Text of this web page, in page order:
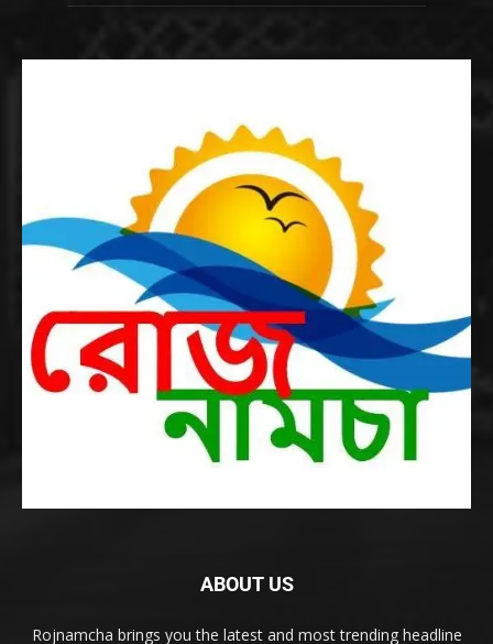
ABOUT US
Rojnamcha brings you the latest and most trending headline